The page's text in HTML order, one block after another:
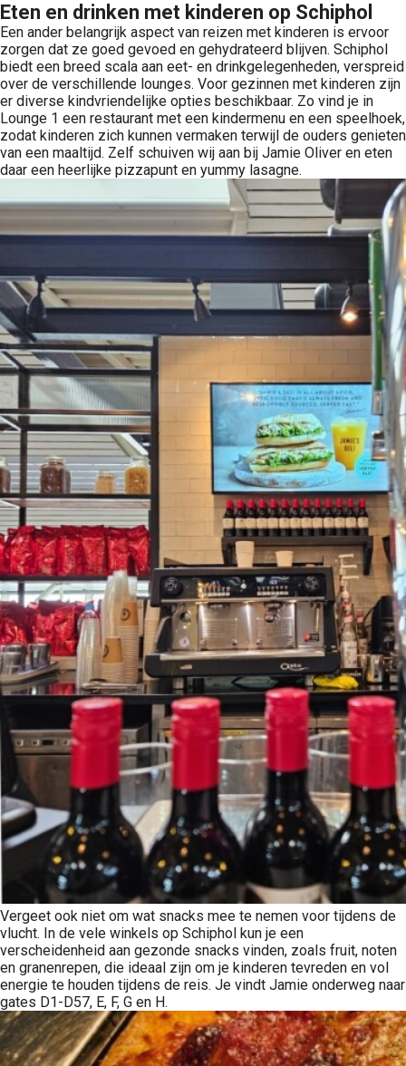
Eten en drinken met kinderen op Schiphol
Een ander belangrijk aspect van reizen met kinderen is ervoor
zorgen dat ze goed gevoed en gehydrateerd blijven. Schiphol
biedt een breed scala aan eet- en drinkgelegenheden, verspreid
over de verschillende lounges. Voor gezinnen met kinderen zijn
er diverse kindvriendelijke opties beschikbaar. Zo vind je in
Lounge 1 een restaurant met een kindermenu en een speelhoek,
zodat kinderen zich kunnen vermaken terwijl de ouders genieten
van een maaltijd. Zelf schuiven wij aan bij Jamie Oliver en eten
daar een heerlijke pizzapunt en yummy lasagne.
Vergeet ook niet om wat snacks mee te nemen voor tijdens de
vlucht. In de vele winkels op Schiphol kun je een
verscheidenheid aan gezonde snacks vinden, zoals fruit, noten
en granenrepen, die ideaal zijn om je kinderen tevreden en vol
energie te houden tijdens de reis. Je vindt Jamie onderweg naar
gates D1-D57, E, F, G en H.